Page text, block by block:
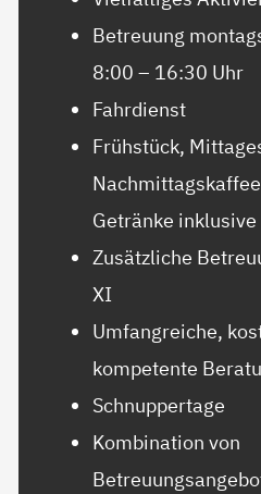
Betreuung
8:00 – 16:30 Uhr
Fahrdienst
Frühstück,
Getränke inklusive
Zusätzliche
XI
Umfangreiche,
kompetente
Schnuppertage
Kombination von